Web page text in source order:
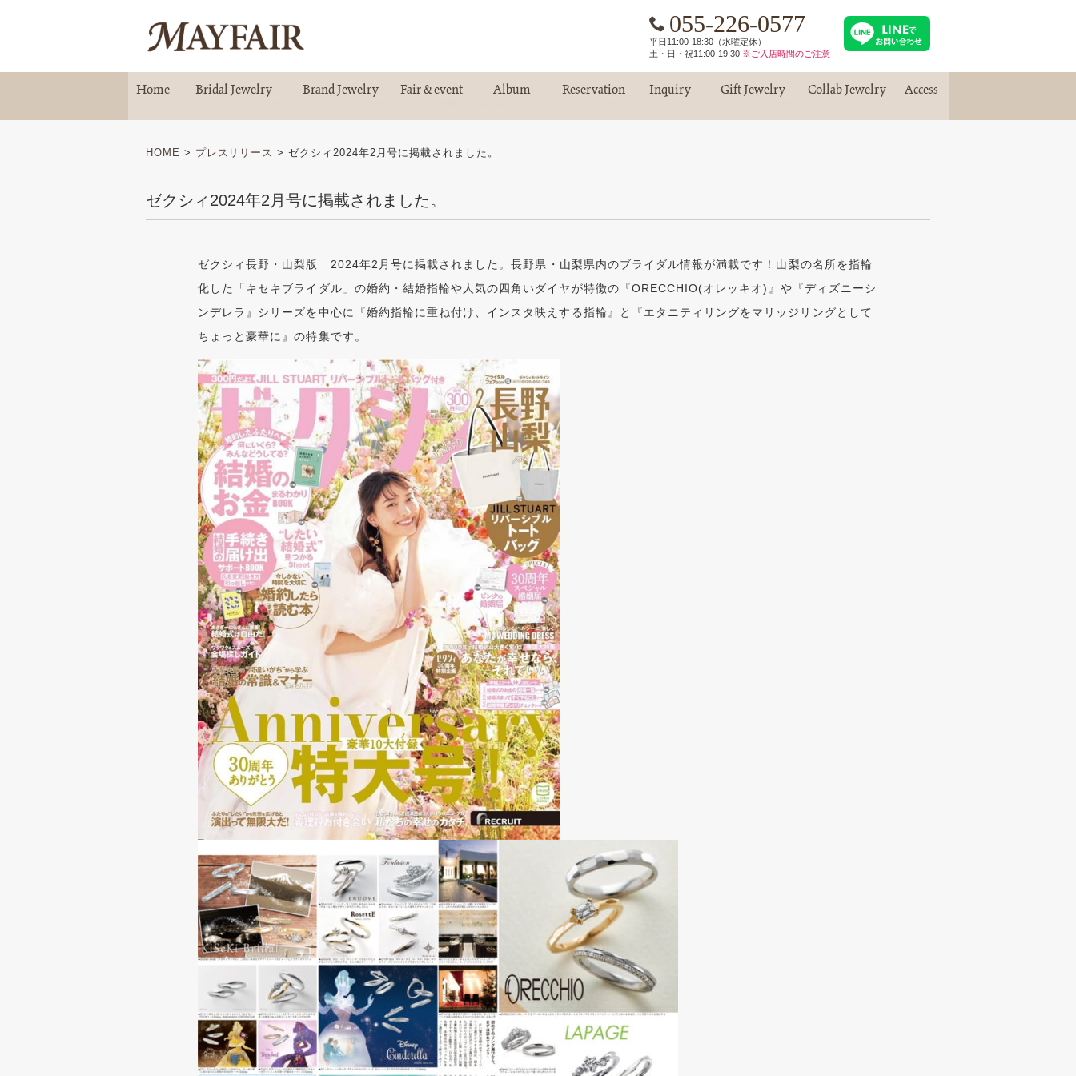
055-226-0577
平日11:00-18:30（水曜定休）
土・日・祝11:00-19:30 ※ご入店時間のご注意
Home Bridal Jewelry Brand Jewelry Fair & event Album Reservation Inquiry Gift Jewelry Collab Jewelry Access
HOME > プレスリリース >ゼクシィ2024年2月号に掲載されました。
ゼクシィ2024年2月号に掲載されました。
ゼクシィ長野・山梨版 2024年2月号に掲載されました。長野県・山梨県内のブライダル情報が満載です！山梨の名所を指輪
化した「キセキブライダル」の婚約・結婚指輪や人気の四角いダイヤが特徴の『ORECCHIO(オレッキオ)』や『ディズニーシ
ンデレラ』シリーズを中心に『婚約指輪に重ね付け、インスタ映えする指輪』と『エタニティリングをマリッジリングとして
ちょっと豪華に』の特集です。